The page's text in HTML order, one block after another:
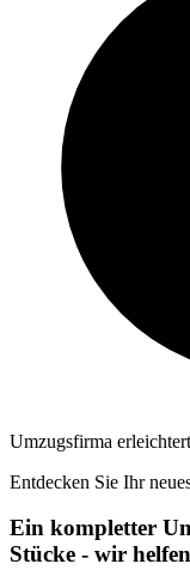
Umzugsfirma
Entdecken Sie Ihr
Ein kompletter
Stücke - wir